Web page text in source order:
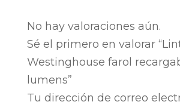
No hay valoraciones aún.
Sé el primero en valorar
Westinghouse farol
lumens”
Tu dirección de correo